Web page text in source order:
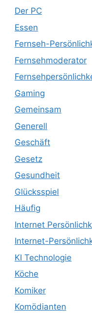
Der PC
Essen
Fernseh-
Fernsehmoderator
Gaming
Gemeinsam
Generell
Geschäft
Gesetz
Gesundheit
Glücksspiel
Häufig
Internet
Internet-
KI Technologie
Köche
Komiker
Komödianten